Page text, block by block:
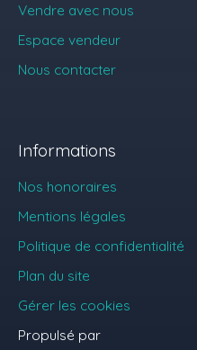
Vendre avec nous
Espace vendeur
Nous contacter
Informations
Nos honoraires
Mentions légales
Politique de confidentialité
Plan du site
Gérer les cookies
Propulsé par